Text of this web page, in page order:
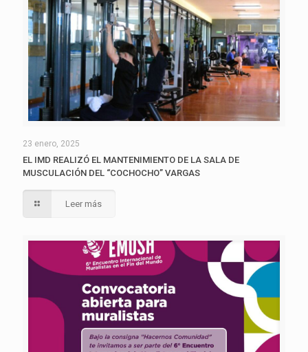
23 enero, 2025
EL IMD REALIZÓ EL MANTENIMIENTO DE LA SALA DE
MUSCULACIÓN DEL “COCHOCHO” VARGAS
Leer más